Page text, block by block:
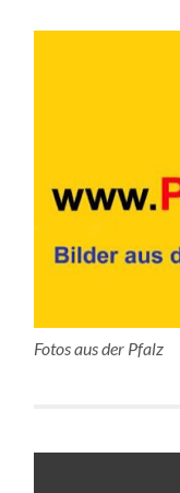
Fotos aus der Pfalz